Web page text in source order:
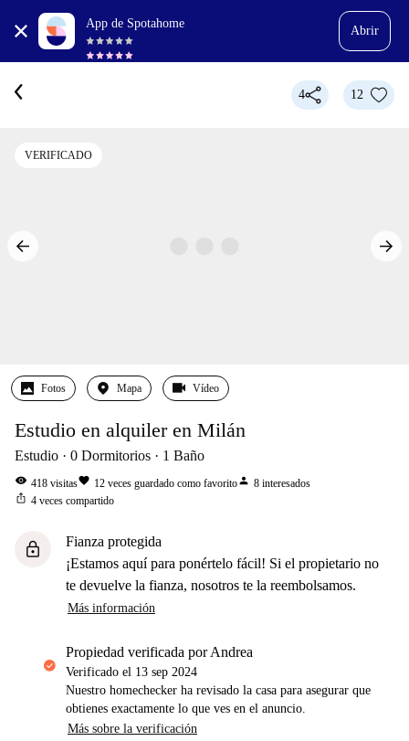
App de Spotahome
Abrir
4 12
VERIFICADO
Fotos Mapa Vídeo
Estudio en alquiler en Milán
Estudio 0 Dormitorios 1 Baño
visibility 418 visitasfavorite 12 veces guardado como favoritoperson 8 interesados
ios_share 4 veces compartido
lock
Fianza protegida
¡Estamos aquí para ponértelo fácil! Si el propietario no
te devuelve la fianza, nosotros te la reembolsamos.
Más información
propiedad verificada por Andrea
Verificado el 13 sep 2024
Nuestro homechecker ha revisado la casa para asegurar que
obtienes exactamente lo que ves en el anuncio.
Más sobre la verificación